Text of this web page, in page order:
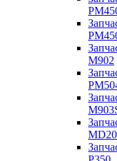
M902